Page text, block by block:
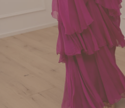
Apri supporto 5 in modalità modale